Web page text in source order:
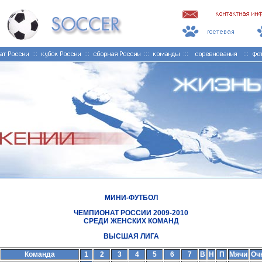
МИНИ-ФУТБОЛ
ЧЕМПИОНАТ РОССИИ 2009-2010
СРЕДИ ЖЕНСКИХ КОМАНД
ВЫСШАЯ ЛИГА
Команда 1 2 3 4 5 6 7 В Н П Мячи